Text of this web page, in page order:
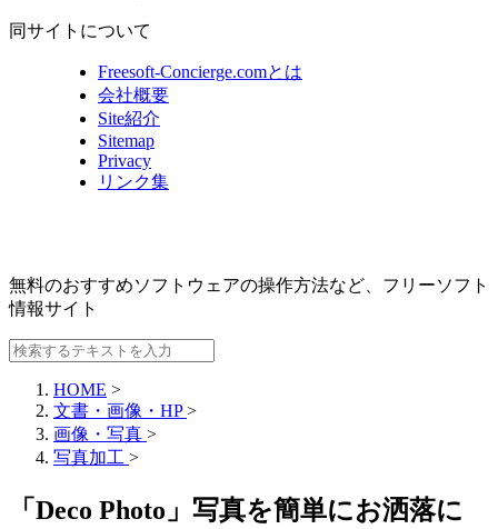
同サイトについて
Freesoft-Concierge.comとは
会社概要
Site紹介
Sitemap
Privacy
リンク集
無料のおすすめソフトウェアの操作方法など、 フリーソフト
情報サイト
HOME >
文書・画像・HP >
画像・写真 >
写真加工 >
「Deco Photo」写真を簡単にお洒落に